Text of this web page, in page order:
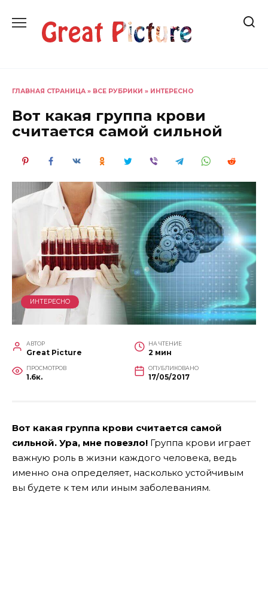
содержанию
ГЛАВНАЯ СТРАНИЦА » ВСЕ РУБРИКИ » ИНТЕРЕСНО
Вот какая группа крови
считается самой сильной
ИНТЕРЕСНО
АВТОР
Great Picture
НА ЧТЕНИЕ
2 мин
ПРОСМОТРОВ
1.6к.
ОПУБЛИКОВАНО
17/05/2017
Вот какая группа крови считается самой
сильной. Ура, мне повезло! Группа крови играет
важную роль в жизни каждого человека, ведь
именно она определяет, насколько устойчивым
вы будете к тем или иным заболеваниям.